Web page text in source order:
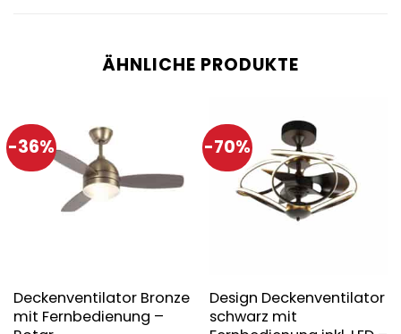
ÄHNLICHE PRODUKTE
-36%
Deckenventilator Bronze
mit Fernbedienung –
-70%
Design Deckenventilator
schwarz mit